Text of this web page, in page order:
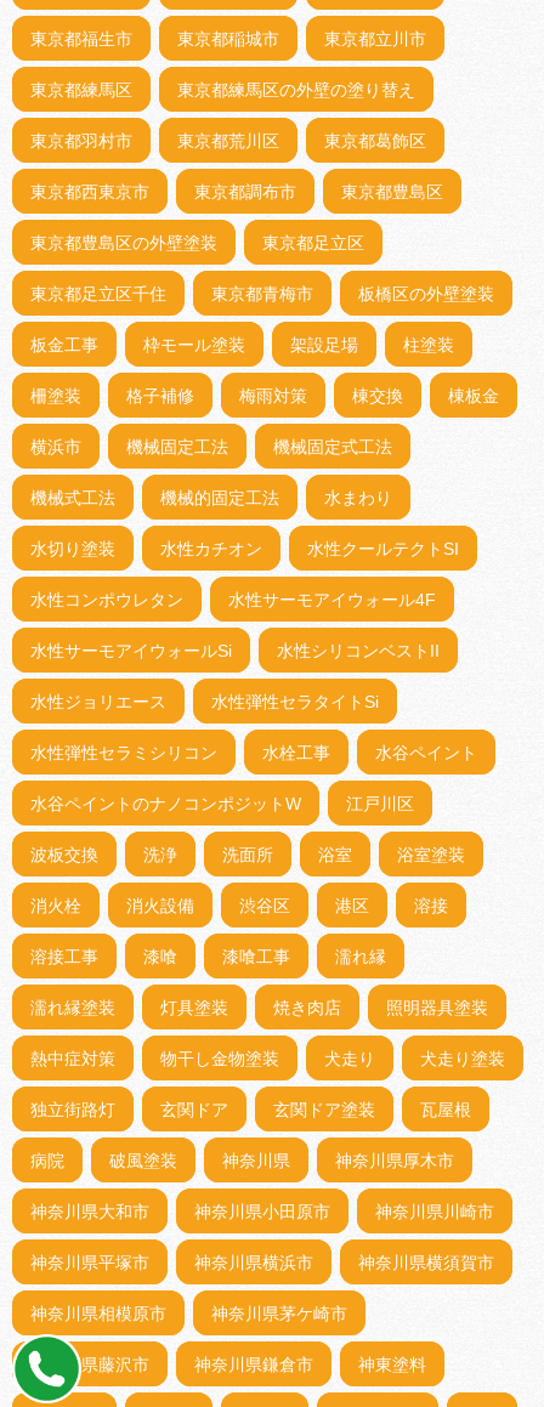
東京都福生市 東京都稲城市 東京都立川市
東京都練馬区 東京都練馬区の外壁の塗り替え
東京都羽村市 東京都荒川区 東京都葛飾区
東京都西東京市 東京都調布市 東京都豊島区
東京都豊島区の外壁塗装 東京都足立区
東京都足立区千住 東京都青梅市 板橋区の外壁塗装
板金工事 枠モール塗装 架設足場 柱塗装
柵塗装 格子補修 梅雨対策 棟交換 棟板金
横浜市 機械固定工法 機械固定式工法
機械式工法 機械的固定工法 水まわり
水切り塗装 水性カチオン 水性クールテクトSI
水性コンポウレタン 水性サーモアイウォール4F
水性サーモアイウォールSi 水性シリコンベストII
水性ジョリエース 水性弾性セラタイトSi
水性弾性セラミシリコン 水栓工事 水谷ペイント
水谷ペイントのナノコンポジットW 江戸川区
波板交換 洗浄 洗面所 浴室 浴室塗装
消火栓 消火設備 渋谷区 港区 溶接
溶接工事 漆喰 漆喰工事 濡れ縁
濡れ縁塗装 灯具塗装 焼き肉店 照明器具塗装
熱中症対策 物干し金物塗装 犬走り 犬走り塗装
独立街路灯 玄関ドア 玄関ドア塗装 瓦屋根
病院 破風塗装 神奈川県 神奈川県厚木市
神奈川県大和市 神奈川県小田原市 神奈川県川崎市
神奈川県平塚市 神奈川県横浜市 神奈川県横須賀市
神奈川県相模原市 神奈川県茅ケ崎市
神奈川県藤沢市 神奈川県鎌倉市 神東塗料